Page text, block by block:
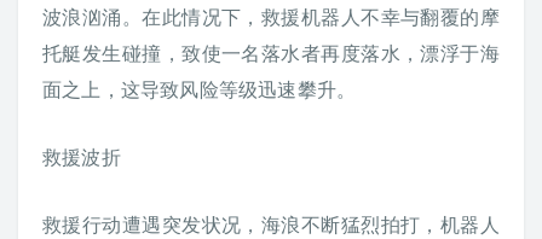
波浪汹涌。在此情况下，救援机器人不幸与翻覆的摩
托艇发生碰撞，致使一名落水者再度落水，漂浮于海
面之上，这导致风险等级迅速攀升。
救援波折
救援行动遭遇突发状况，海浪不断猛烈拍打，机器人